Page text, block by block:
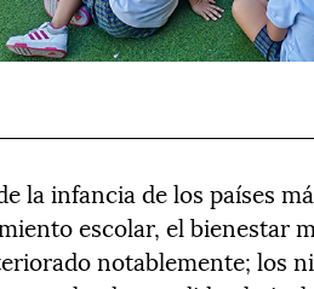
la infancia de los países
escolar, el bienestar
notablemente; los